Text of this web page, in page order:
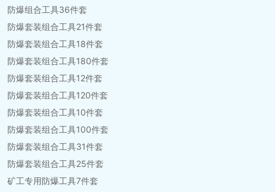
防爆组合工具36件套
防爆套装组合工具21件套
防爆套装组合工具18件套
防爆套装组合工具180件套
防爆套装组合工具12件套
防爆套装组合工具120件套
防爆套装组合工具10件套
防爆套装组合工具100件套
防爆套装组合工具31件套
防爆套装组合工具25件套
矿工专用防爆工具7件套